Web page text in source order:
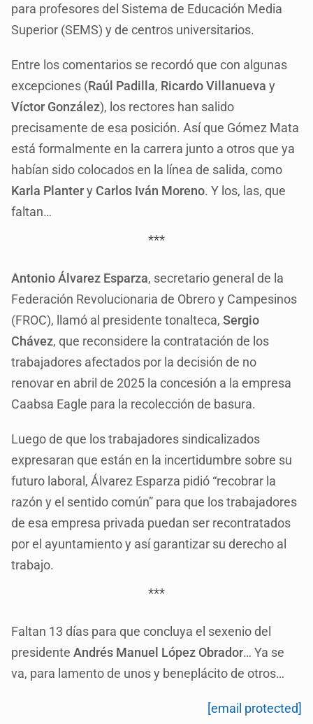
para profesores del Sistema de Educación Media
Superior (SEMS) y de centros universitarios.
Entre los comentarios se recordó que con algunas
excepciones (Raúl Padilla, Ricardo Villanueva y
Víctor González), los rectores han salido
precisamente de esa posición. Así que Gómez Mata
está formalmente en la carrera junto a otros que ya
habían sido colocados en la línea de salida, como
Karla Plantery Carlos Iván Moreno. Y los, las, que
faltan…
***
Antonio Álvarez Esparza, secretario general de la
Federación Revolucionaria de Obrero y Campesinos
(FROC), llamó al presidente tonalteca,Sergio
Chávez, que reconsidere la contratación de los
trabajadores afectados por la decisión de no
renovar en abril de 2025 la concesión a la empresa
Caabsa Eagle para la recolección de basura.
Luego de que los trabajadores sindicalizados
expresaran que están en la incertidumbre sobre su
futuro laboral, Álvarez Esparza pidió “recobrar la
razón y el sentido común” para que los trabajadores
de esa empresa privada puedan ser recontratados
por el ayuntamiento y así garantizar su derecho al
trabajo.
***
Faltan 13 días para que concluya el sexenio del
presidenteAndrés Manuel López Obrador… Ya se
va, para lamento de unos y beneplácito de otros…
[email protected]